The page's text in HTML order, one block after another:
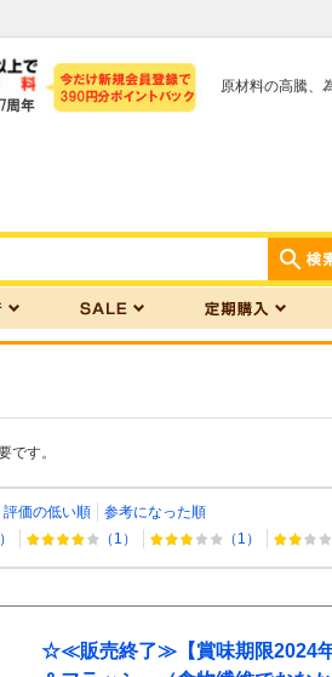
原材料の高騰、
です。
評価の低い順
参考になった順
（1） （1）
☆≪販売終了≫【賞味期限2024